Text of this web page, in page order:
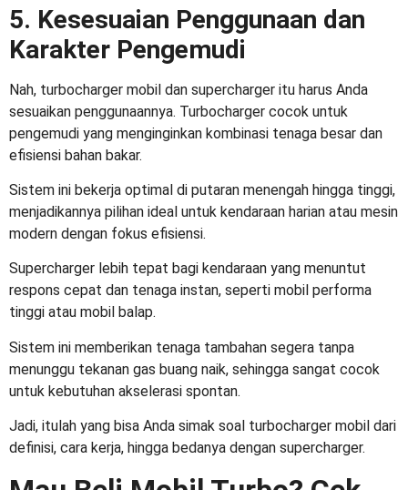
5. Kesesuaian Penggunaan dan
Karakter Pengemudi
Nah, turbocharger mobil dan supercharger itu harus Anda
sesuaikan penggunaannya. Turbocharger cocok untuk
pengemudi yang menginginkan kombinasi tenaga besar dan
efisiensi bahan bakar.
Sistem ini bekerja optimal di putaran menengah hingga tinggi,
menjadikannya pilihan ideal untuk kendaraan harian atau mesin
modern dengan fokus efisiensi.
Supercharger lebih tepat bagi kendaraan yang menuntut
respons cepat dan tenaga instan, seperti mobil performa
tinggi atau mobil balap.
Sistem ini memberikan tenaga tambahan segera tanpa
menunggu tekanan gas buang naik, sehingga sangat cocok
untuk kebutuhan akselerasi spontan.
Jadi, itulah yang bisa Anda simak soal turbocharger mobil dari
definisi, cara kerja, hingga bedanya dengan supercharger.